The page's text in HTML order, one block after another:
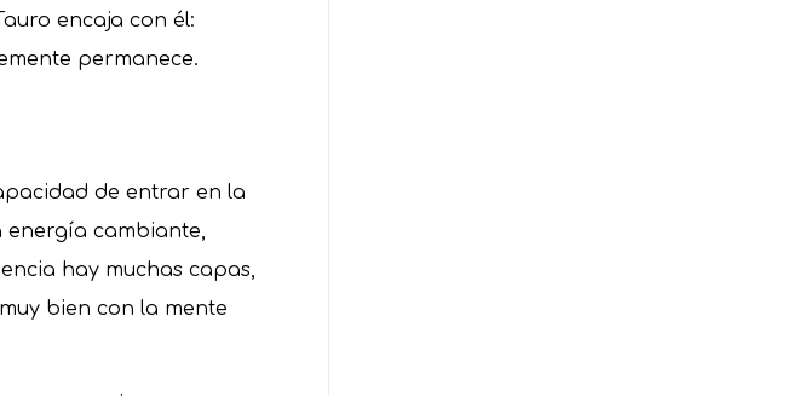
encaja con él:
permanece.
de entrar en la
energía cambiante,
hay muchas capas,
bien con la mente